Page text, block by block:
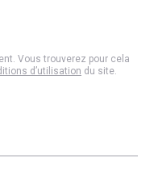
Vous trouverez pour cela
d’utilisation du site.